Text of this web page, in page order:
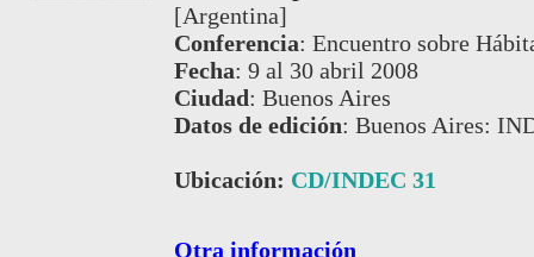
[Argentina]
Conferencia: Encuentro sobre
Fecha: 9 al 30 abril 2008
Ciudad: Buenos Aires
Datos de edición: Buenos Aires:
Ubicación: CD/INDEC 31
Otra información